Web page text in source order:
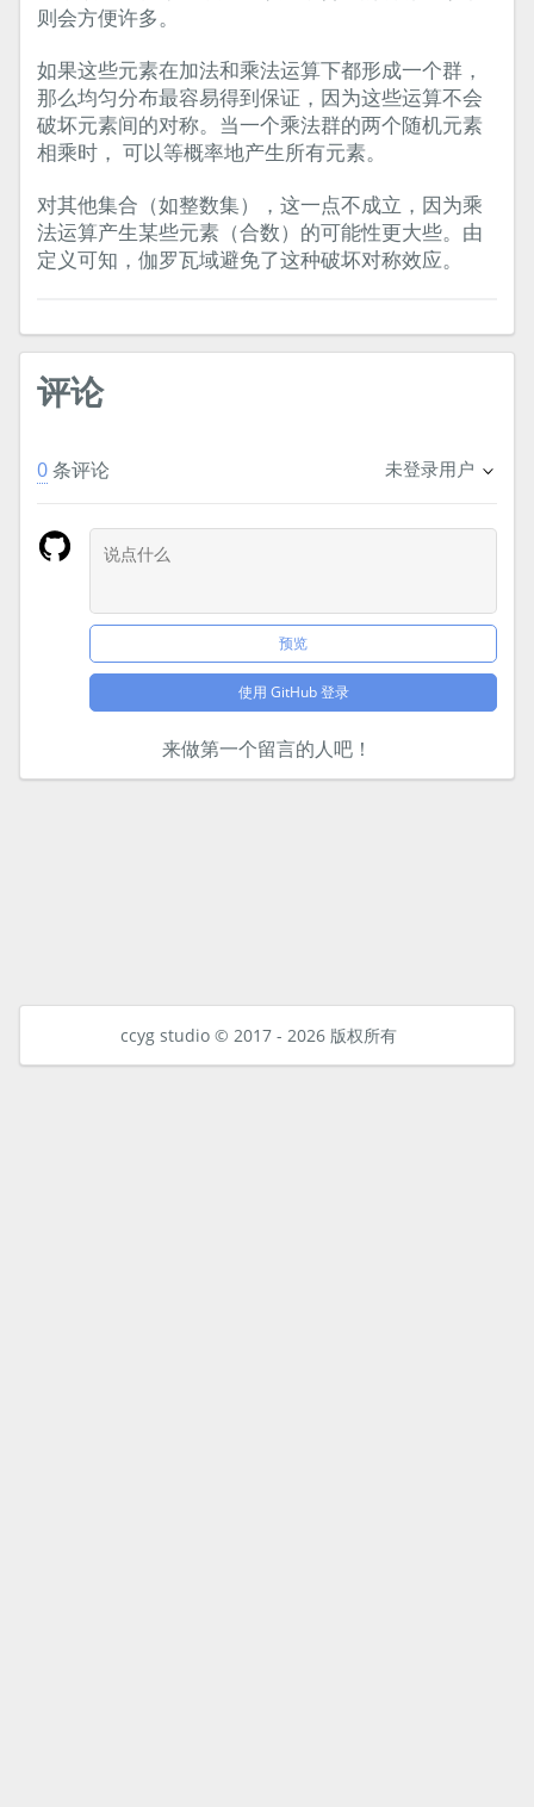
则会方便许多。
如果这些元素在加法和乘法运算下都形成一个群，
那么均匀分布最容易得到保证，因为这些运算不会
破坏元素间的对称。当一个乘法群的两个随机元素
相乘时， 可以等概率地产生所有元素。
对其他集合（如整数集），这一点不成立，因为乘
法运算产生某些元素（合数）的可能性更大些。由
定义可知，伽罗瓦域避免了这种破坏对称效应。
评论
0条评论 未登录用户
预览
使用 GitHub 登录
来做第一个留言的人吧！
ccyg studio © 2017 - 2026 版权所有